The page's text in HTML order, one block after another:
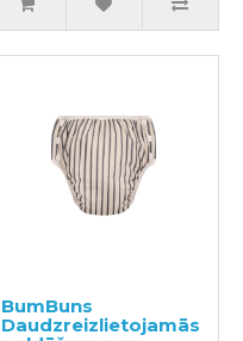
BumBuns
Daudzreizlietojamās